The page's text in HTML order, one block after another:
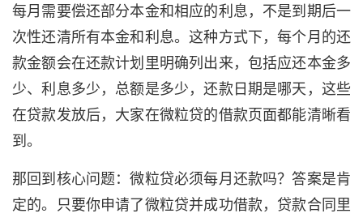
每月需要偿还部分本金和相应的利息，不是到期后一
次性还清所有本金和利息。这种方式下，每个月的还
款金额会在还款计划里明确列出来，包括应还本金多
少、利息多少，总额是多少，还款日期是哪天，这些
在贷款发放后，大家在微粒贷的借款页面都能清晰看
到。
那回到核心问题：微粒贷必须每月还款吗？答案是肯
定的。只要你申请了微粒贷并成功借款，贷款合同里